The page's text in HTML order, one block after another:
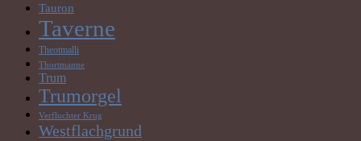
Tauron
Taverne
Theotmalli
Thortmanne
Trum
Trumorgel
Verfluchter Krug
Westflachgrund